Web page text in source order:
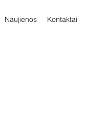
Naujienos Kontaktai